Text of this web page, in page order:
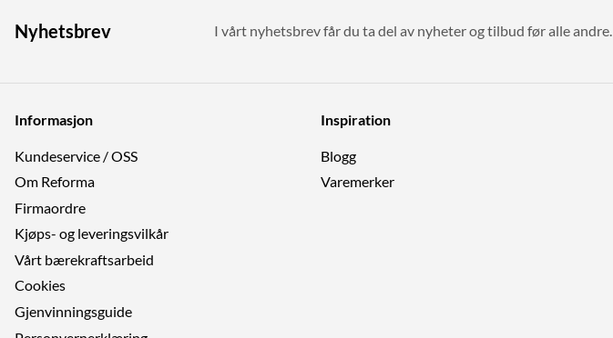
Nyhetsbrev I vårt nyhetsbrev får du ta del av nyheter og tilbud før alle andre.
Informasjon
Kundeservice / OSS
Om Reforma
Firmaordre
Kjøps- og leveringsvilkår
Vårt bærekraftsarbeid
Cookies
Gjenvinningsguide
Inspiration
Blogg
Varemerker